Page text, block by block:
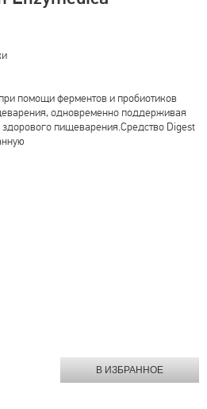
помощи ферментов и пробиотиков
одновременно поддерживая
пищеварения.Средство Digest